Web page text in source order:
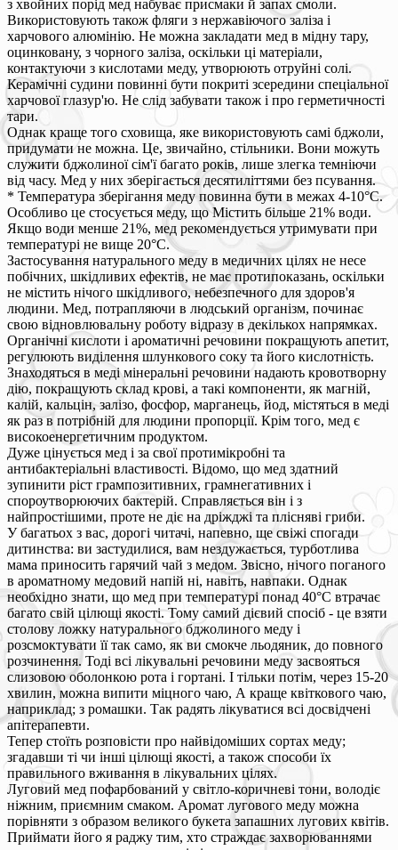
з хвойних порід мед набуває присмаки й запах смоли.
Використовують також фляги з нержавіючого заліза і
харчового алюмінію. Не можна закладати мед в мідну тару,
оцинковану, з чорного заліза, оскільки ці матеріали,
контактуючи з кислотами меду, утворюють отруйні солі.
Керамічні судини повинні бути покриті зсередини спеціальної
харчової глазур'ю. Не слід забувати також і про герметичності
тари.
Однак краще того сховища, яке використовують самі бджоли,
придумати не можна. Це, звичайно, стільники. Вони можуть
служити бджолиної сім'ї багато років, лише злегка темніючи
від часу. Мед у них зберігається десятиліттями без псування.
* Температура зберігання меду повинна бути в межах 4-10°С.
Особливо це стосується меду, що Містить більше 21% води.
Якщо води менше 21%, мед рекомендується утримувати при
температурі не вище 20°С.
Застосування натурального меду в медичних цілях не несе
побічних, шкідливих ефектів, не має протипоказань, оскільки
не містить нічого шкідливого, небезпечного для здоров'я
людини. Мед, потрапляючи в людський організм, починає
свою відновлювальну роботу відразу в декількох напрямках.
Органічні кислоти і ароматичні речовини покращують апетит,
регулюють виділення шлункового соку та його кислотність.
Знаходяться в меді мінеральні речовини надають кровотворну
дію, покращують склад крові, а такі компоненти, як магній,
калій, кальцін, залізо, фосфор, марганець, йод, містяться в меді
як раз в потрібній для людини пропорції. Крім того, мед є
високоенергетичним продуктом.
Дуже цінується мед і за свої протимікробні та
антибактеріальні властивості. Відомо, що мед здатний
зупинити ріст грампозитивних, грамнегативних і
спороутворюючих бактерій. Справляється він і з
найпростішими, проте не діє на дріжджі та плісняві гриби.
У багатьох з вас, дорогі читачі, напевно, ще свіжі спогади
дитинства: ви застудилися, вам нездужається, турботлива
мама приносить гарячий чай з медом. Звісно, нічого поганого
в ароматному медовий напій ні, навіть, навпаки. Однак
необхідно знати, що мед при температурі понад 40°С втрачає
багато свій цілющі якості. Тому самий дієвий спосіб - це взяти
столову ложку натурального бджолиного меду і
розсмоктувати її так само, як ви смокче льодяник, до повного
розчинення. Тоді всі лікувальні речовини меду засвояться
слизовою оболонкою рота і гортані. І тільки потім, через 15-20
хвилин, можна випити міцного чаю, А краще квіткового чаю,
наприклад; з ромашки. Так радять лікуватися всі досвідчені
апітерапевти.
Тепер стоїть розповісти про найвідоміших сортах меду;
згадавши ті чи інші цілющі якості, а також способи їх
правильного вживання в лікувальних цілях.
Луговий мед пофарбований у світло-коричневі тони, володіє
ніжним, приємним смаком. Аромат лугового меду можна
порівняти з образом великого букета запашних лугових квітів.
Приймати його я раджу тим, хто страждає захворюваннями